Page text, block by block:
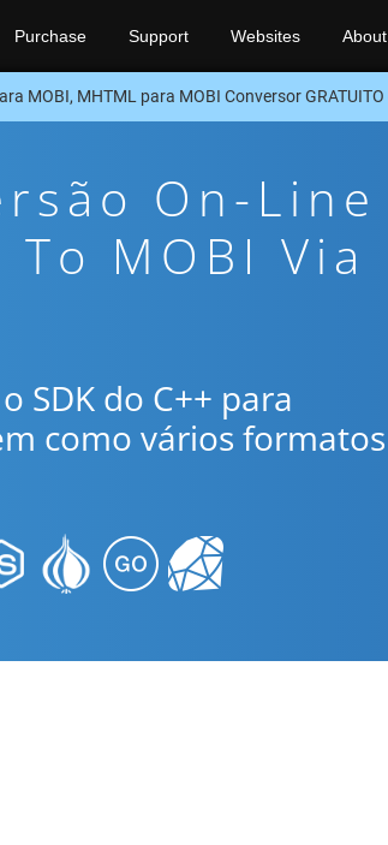
Purchase Support Websites About
MOBI, MHTML para MOBI Conversor GRATUITO
On-Line
MOBI Via
SDK do C++ para
como vários formatos